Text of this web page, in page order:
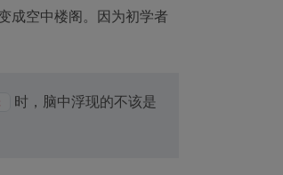
成空中楼阁。因为初学者
时，脑中浮现的不该是